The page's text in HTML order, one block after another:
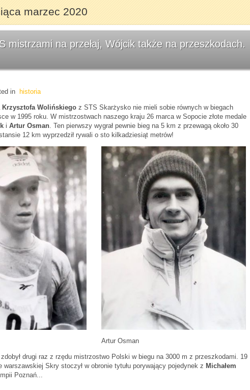
marzec 2020
mistrzami na przełaj, Wójcik także na przeszkodach.
in historia
Krzysztofa Wolińskiego z STS Skarżysko nie mieli sobie równych w biegach
w 1995 roku. W mistrzostwach naszego kraju 26 marca w Sopocie złote medale
i Artur Osman. Ten pierwszy wygrał pewnie bieg na 5 km z przewagą około 30
12 km wyprzedził rywali o sto kilkadziesiąt metrów!
Artur Osman
zdobył drugi raz z rzędu mistrzostwo Polski w biegu na 3000 m z przeszkodami. 19
warszawskiej Skry stoczył w obronie tytułu porywający pojedynek z Michałem
Poznań...